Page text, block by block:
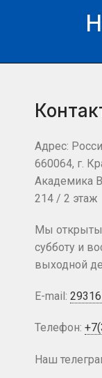
Адрес:
660064, г.
Академика
214 / 2 этаж
Мы открыты
субботу и
выходной
E-mail:
Телефон:
Наш